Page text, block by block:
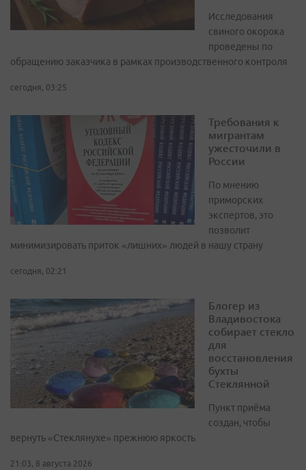
Исследования
свиного окорока
проведены по
обращению заказчика в рамках производственного контроля
сегодня, 03:25
Требования к
мигрантам
ужесточили в
России
По мнению
приморских
экспертов, это
позволит
минимизировать приток «лишних» людей в нашу страну
сегодня, 02:21
Блогер из
Владивостока
собирает стекло
для
восстановления
бухты
Стеклянной
Пункт приёма
создан, чтобы
вернуть «Стеклянухе» прежнюю яркость
21:03, 8 августа 2026